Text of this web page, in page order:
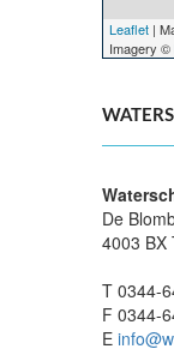
Leaflet |
Imagery ©
De
4003 BX
T 0344-
F 0344-
E